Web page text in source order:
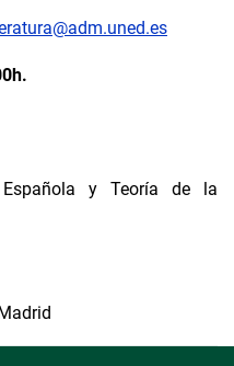
Española y Teoría de la